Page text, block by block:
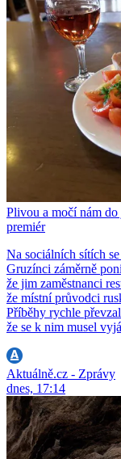
Plivou a močí nám
premiér
Na sociálních sítích
Gruzínci záměrně
že jim zaměstnanci
že místní průvodci
Příběhy rychle
že se k nim musel
Aktuálně.cz - Zprávy
dnes, 17:14